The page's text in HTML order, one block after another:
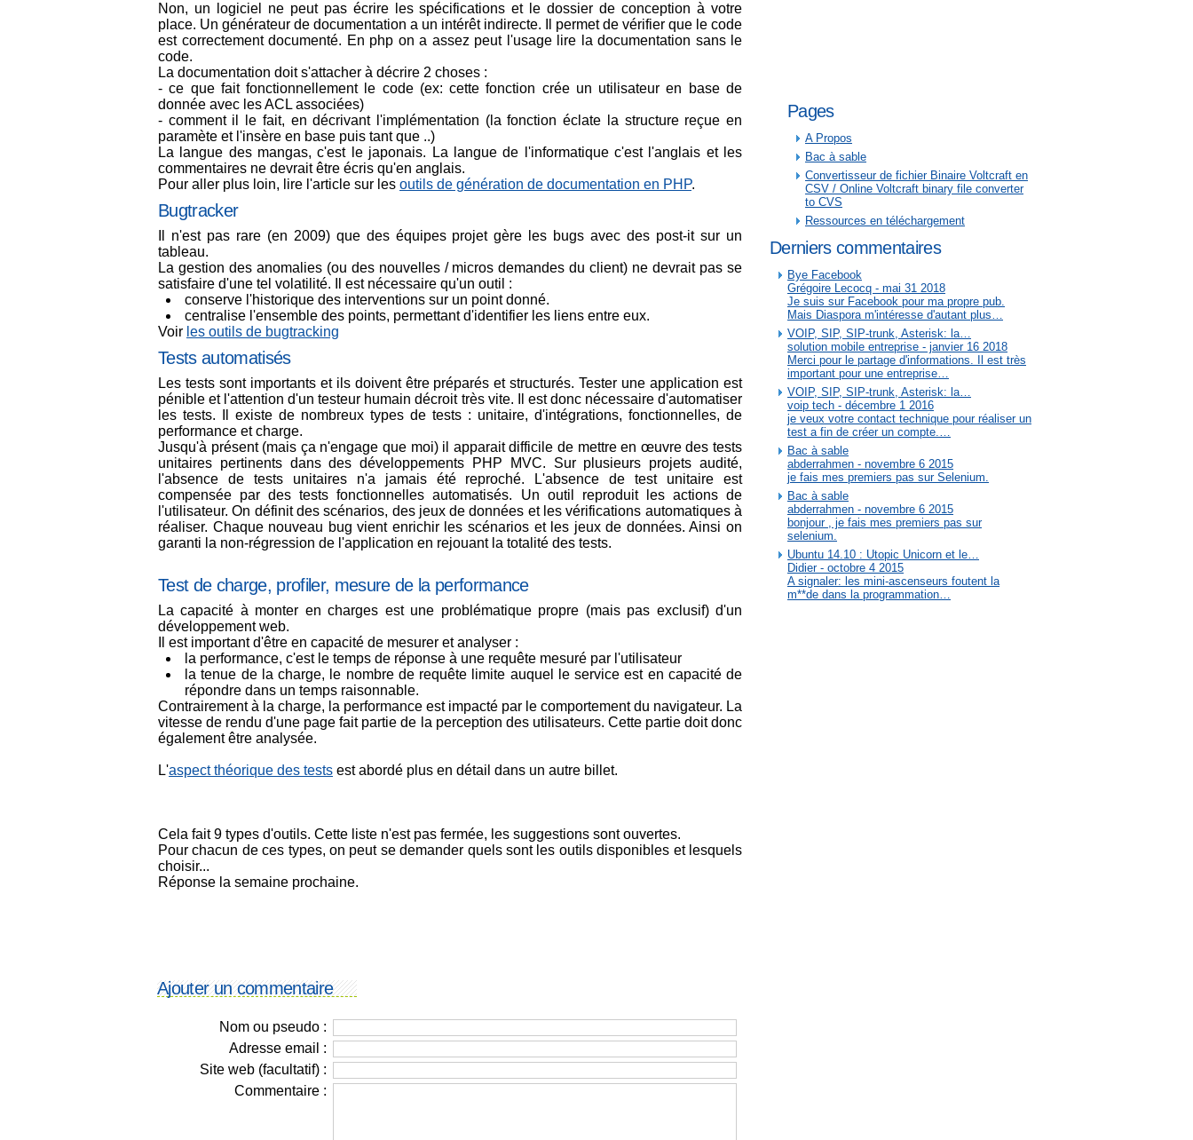
Non, un logiciel ne peut pas écrire les spécifications et le dossier de conception à votre
place. Un générateur de documentation a un intérêt indirecte. Il permet de vérifier que le code
est correctement documenté. En php on a assez peut l'usage lire la documentation sans le
code.
La documentation doit s'attacher à décrire 2 choses :
- ce que fait fonctionnellement le code (ex: cette fonction crée un utilisateur en base de
donnée avec les ACL associées)
- comment il le fait, en décrivant l'implémentation (la fonction éclate la structure reçue en
paramète et l'insère en base puis tant que ..)
La langue des mangas, c'est le japonais. La langue de l'informatique c'est l'anglais et les
commentaires ne devrait être écris qu'en anglais.
Pour aller plus loin, lire l'article sur les outils de génération de documentation en PHP.
Bugtracker
Il n'est pas rare (en 2009) que des équipes projet gère les bugs avec des post-it sur un
tableau.
La gestion des anomalies (ou des nouvelles / micros demandes du client) ne devrait pas se
satisfaire d'une tel volatilité. Il est nécessaire qu'un outil :
conserve l'historique des interventions sur un point donné.
centralise l'ensemble des points, permettant d'identifier les liens entre eux.
Voir les outils de bugtracking
Tests automatisés
Les tests sont importants et ils doivent être préparés et structurés. Tester une application est
pénible et l'attention d'un testeur humain décroit très vite. Il est donc nécessaire d'automatiser
les tests. Il existe de nombreux types de tests : unitaire, d'intégrations, fonctionnelles, de
performance et charge.
Jusqu'à présent (mais ça n'engage que moi) il apparait difficile de mettre en œuvre des tests
unitaires pertinents dans des développements PHP MVC. Sur plusieurs projets audité,
l'absence de tests unitaires n'a jamais été reproché. L'absence de test unitaire est
compensée par des tests fonctionnelles automatisés. Un outil reproduit les actions de
l'utilisateur. On définit des scénarios, des jeux de données et les vérifications automatiques à
réaliser. Chaque nouveau bug vient enrichir les scénarios et les jeux de données. Ainsi on
garanti la non-régression de l'application en rejouant la totalité des tests.
Test de charge, profiler, mesure de la performance
La capacité à monter en charges est une problématique propre (mais pas exclusif) d'un
développement web.
Il est important d'être en capacité de mesurer et analyser :
la performance, c'est le temps de réponse à une requête mesuré par l'utilisateur
la tenue de la charge, le nombre de requête limite auquel le service est en capacité de
répondre dans un temps raisonnable.
Contrairement à la charge, la performance est impacté par le comportement du navigateur. La
vitesse de rendu d'une page fait partie de la perception des utilisateurs. Cette partie doit donc
également être analysée.
L'aspect théorique des tests est abordé plus en détail dans un autre billet.
Cela fait 9 types d'outils. Cette liste n'est pas fermée, les suggestions sont ouvertes.
Pour chacun de ces types, on peut se demander quels sont les outils disponibles et lesquels
choisir...
Réponse la semaine prochaine.
Ajouter un commentaire
Nom ou pseudo :
Adresse email :
Site web (facultatif) :
Commentaire :
Pages
A Propos
Bac à sable
Convertisseur de fichier Binaire Voltcraft en
CSV / Online Voltcraft binary file converter
to CVS
Ressources en téléchargement
Derniers commentaires
Bye Facebook
Grégoire Lecocq - mai 31 2018
Je suis sur Facebook pour ma propre pub.
Mais Diaspora m'intéresse d'autant plus…
VOIP, SIP, SIP-trunk, Asterisk: la…
solution mobile entreprise - janvier 16 2018
Merci pour le partage d'informations. Il est très
important pour une entreprise…
VOIP, SIP, SIP-trunk, Asterisk: la…
voip tech - décembre 1 2016
je veux votre contact technique pour réaliser un
test a fin de créer un compte.…
Bac à sable
abderrahmen - novembre 6 2015
je fais mes premiers pas sur Selenium.
Bac à sable
abderrahmen - novembre 6 2015
bonjour , je fais mes premiers pas sur
selenium.
Ubuntu 14.10 : Utopic Unicorn et le…
Didier - octobre 4 2015
A signaler: les mini-ascenseurs foutent la
m**de dans la programmation…